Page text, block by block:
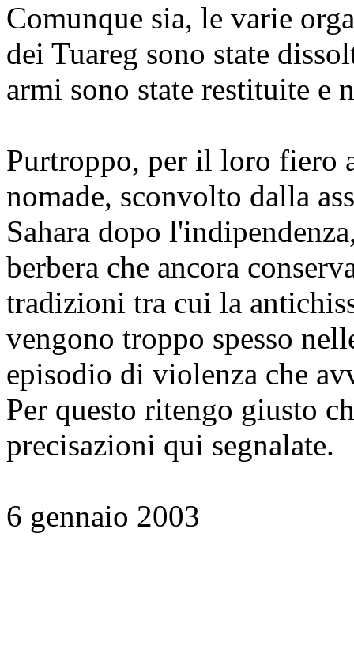
Comunque sia, le varie
dei Tuareg sono state
armi sono state restituite e
Purtroppo, per il loro fiero
nomade, sconvolto dalla
Sahara dopo
berbera che ancora
tradizioni tra cui la
vengono troppo spesso
episodio di violenza che
Per questo ritengo giusto
precisazioni qui segnalate.
6 gennaio 2003